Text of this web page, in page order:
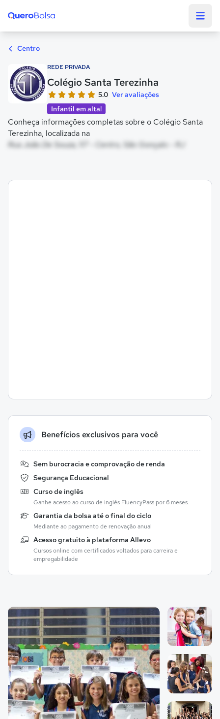
Centro
REDE PRIVADA
Colégio Santa Terezinha
5.0 Ver avaliações
Infantil em alta!
Conheça informações completas sobre o Colégio Santa
Terezinha, localizada na
Rua João De Souza, 117 - Centro, São Gonçalo - RJ
Benefícios exclusivos para você
Sem burocracia e comprovação de renda
Segurança Educacional
Curso de inglês
Ganhe acesso ao curso de inglês FluencyPass por 6 meses.
Garantia da bolsa até o final do ciclo
Mediante ao pagamento de renovação anual
Acesso gratuito à plataforma Allevo
Cursos online com certificados voltados para carreira e
empregabilidade
Galeria de imagem
Imagem 1
Imagem 2